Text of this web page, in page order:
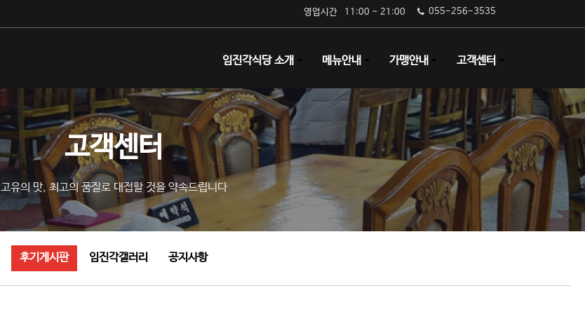
영업시간 11:00 ~ 21:00 055-256-3535
임진각식당 소개 메뉴안내 가맹안내 고객센터
고객센터
고유의 맛, 최고의 품질로 대접할 것을 약속드립니다
후기게시판 임진각갤러리 공지사항